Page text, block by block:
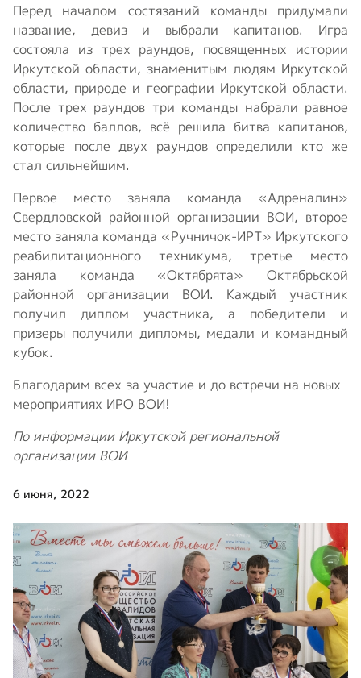
Перед началом состязаний команды придумали
название, девиз и выбрали капитанов. Игра
состояла из трех раундов, посвященных истории
Иркутской области, знаменитым людям Иркутской
области, природе и географии Иркутской области.
После трех раундов три команды набрали равное
количество баллов, всё решила битва капитанов,
которые после двух раундов определили кто же
стал сильнейшим.
Первое место заняла команда «Адреналин»
Свердловской районной организации ВОИ, второе
место заняла команда «Ручничок-ИРТ» Иркутского
реабилитационного техникума, третье место
заняла команда «Октябрята» Октябрьской
районной организации ВОИ. Каждый участник
получил диплом участника, а победители и
призеры получили дипломы, медали и командный
кубок.
Благодарим всех за участие и до встречи на новых
мероприятиях ИРО ВОИ!
По информации Иркутской региональной
организации ВОИ
6 июня, 2022